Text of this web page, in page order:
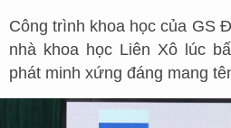
Công trình khoa học của GS
nhà khoa học Liên Xô lúc
phát minh xứng đáng mang